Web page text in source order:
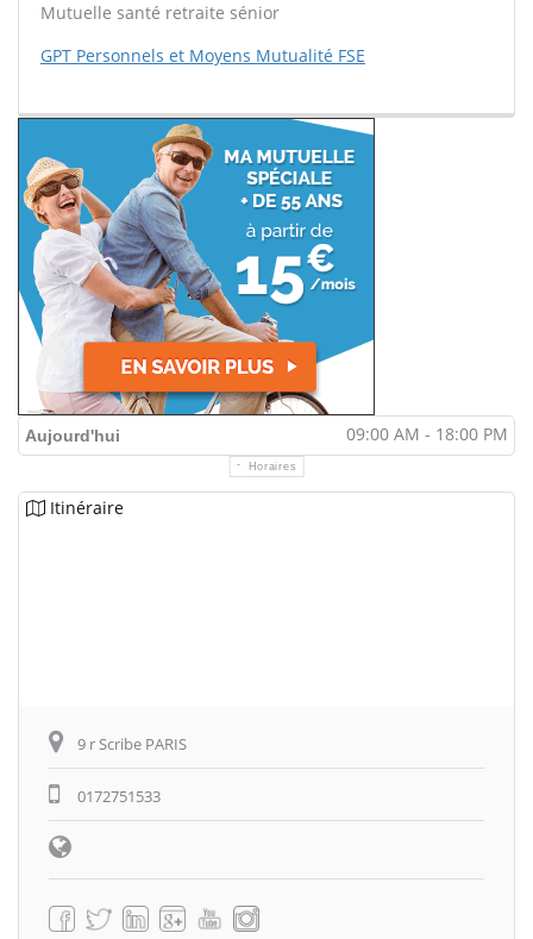
Mutuelle santé retraite sénior
GPT Personnels et Moyens Mutualité FSE
Aujourd'hui 09:00 AM - 18:00 PM
Horaires
Itinéraire
9 r Scribe PARIS
0172751533